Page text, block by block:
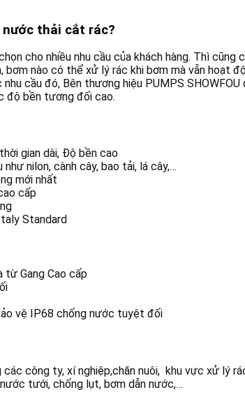
nước thải cắt rác?
cho nhiều nhu cầu của khách hàng. Thì
nào có thể xử lý rác khi bơm mà vẫn hoạt
cầu đó, Bên thương hiệu PUMPS
độ bền tương đối cao.
gian dài, Độ bền cao
nilon, cành cây, bao tải, lá cây,…
mới nhất
cấp
Standard
từ Gang Cao cấp
vệ IP68 chống nước tuyệt đối
công ty, xí nghiệp,chăn nuôi, khu vực xử lý
tưới, chống lụt, bơm dẫn nước,…